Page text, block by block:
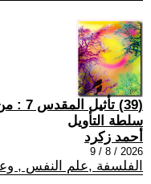
(39)
سلطة التأويل
أحمد زكرد
2026 / 8 / 9
الفلسفة ,علم النفس ,